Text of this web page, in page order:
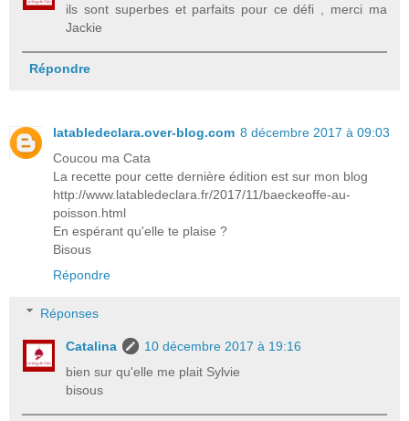
ils sont superbes et parfaits pour ce défi , merci ma
Jackie
Répondre
latabledeclara.over-blog.com 8 décembre 2017 à 09:03
Coucou ma Cata
La recette pour cette dernière édition est sur mon blog
http://www.latabledeclara.fr/2017/11/baeckeoffe-au-
poisson.html
En espérant qu'elle te plaise ?
Bisous
Répondre
Réponses
Catalina
10 décembre 2017 à 19:16
bien sur qu'elle me plait Sylvie
bisous